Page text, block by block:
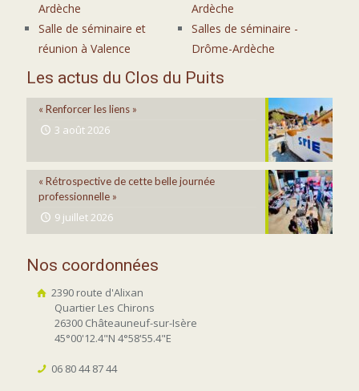
Ardèche
Salle de séminaire et
réunion à Valence
Ardèche
Salles de séminaire -
Drôme-Ardèche
Les actus du Clos du Puits
« Renforcer les liens »
3 août 2026
« Rétrospective de cette belle journée
professionnelle »
9 juillet 2026
Nos coordonnées
2390 route d'Alixan
Quartier Les Chirons
26300 Châteauneuf-sur-Isère
45°00'12.4"N 4°58'55.4"E
06 80 44 87 44